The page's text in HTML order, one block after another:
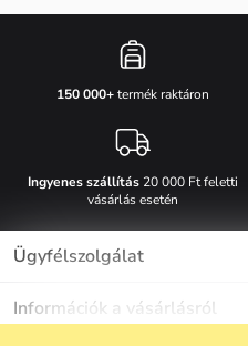
150 000+termék raktáron
Ingyenes szállítás20 000 Ft feletti
vásárlás esetén
Ügyfélszolgálat
Információk a vásárlásról